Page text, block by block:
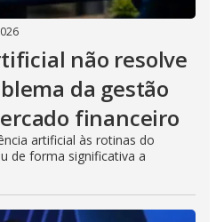
não resolve
da gestão
financeiro
artificial às rotinas do
de forma significativa a